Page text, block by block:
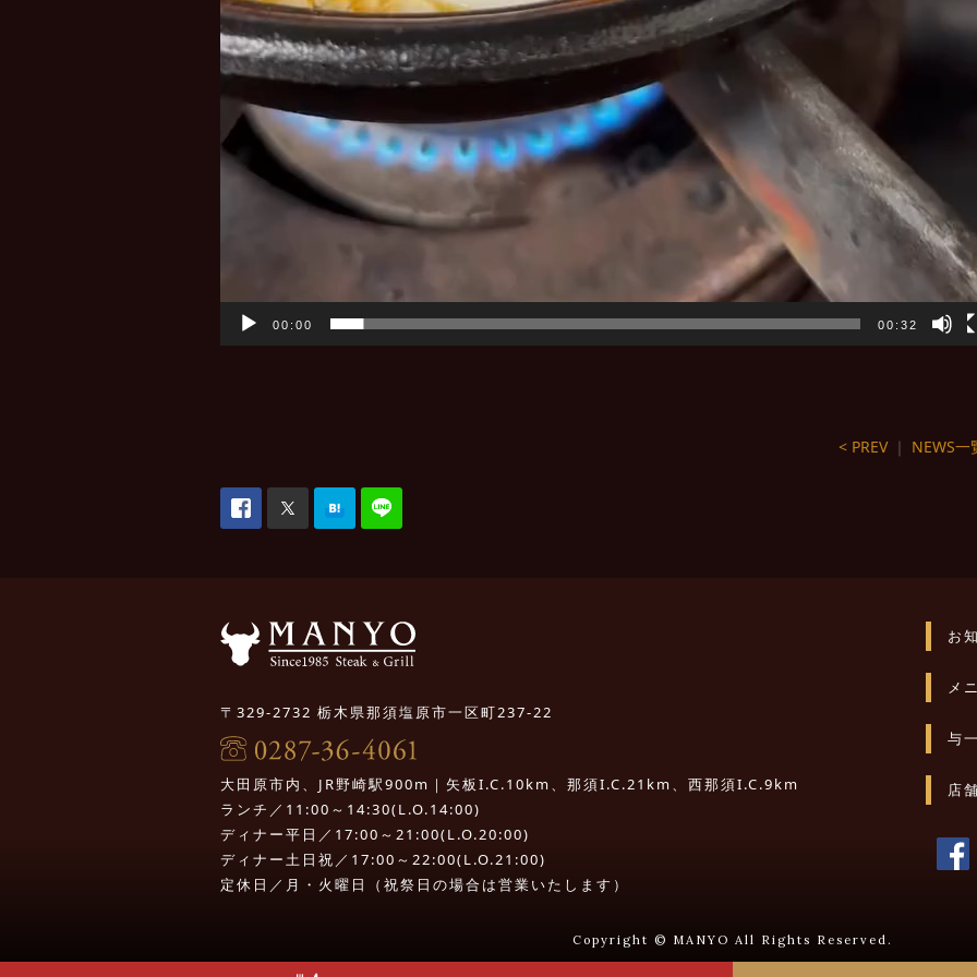
00:00 00:32
< PREV｜ NEWS一
〒329-2732 栃木県那須塩原市一区町237-22
大田原市内、JR野崎駅900m｜矢板I.C.10km、那須I.C.21km、西那須I.C.9km
ランチ／11:00～14:30(L.O.14:00)
ディナー平日／17:00～21:00(L.O.20:00)
ディナー土日祝／17:00～22:00(L.O.21:00)
定休日／月・火曜日（祝祭日の場合は営業いたします）
お
メ
与
店
Copyright © MANYO All Rights Reserved.